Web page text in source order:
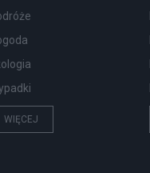
WIĘCEJ